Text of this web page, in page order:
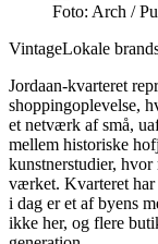
Foto: Arch /
VintageLokale
Jordaan-kvarteret
shoppingoplevelse,
et netværk af små,
mellem historiske
kunstnerstudier,
værket. Kvarteret har
i dag er et af byens
ikke her, og flere